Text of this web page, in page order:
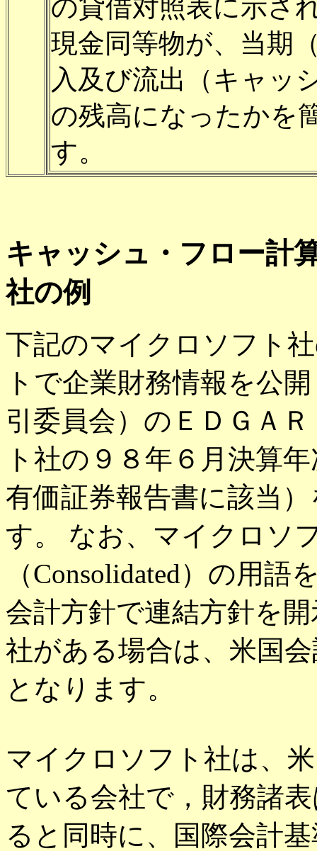
の貸借対照表に示さ
現金同等物が、当期
入及び流出（キャッ
の残高になったかを
す。
キャッシュ・フロー計
社の例
下記のマイクロソフト
トで企業財務情報を公
引委員会）のＥＤＧＡ
ト社の９８年６月決算
有価証券報告書に該当
す。 なお、マイクロソ
（Consolidated）の用
会計方針で連結方針を
社がある場合は、米国
となります。
マイクロソフト社は、
ている会社で，財務諸
ると同時に、国際会計